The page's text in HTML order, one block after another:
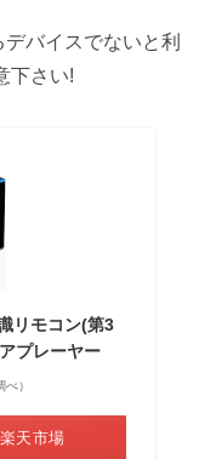
バイスでないと利
下さい!
リモコン(第3
プレーヤー
）
楽天市場